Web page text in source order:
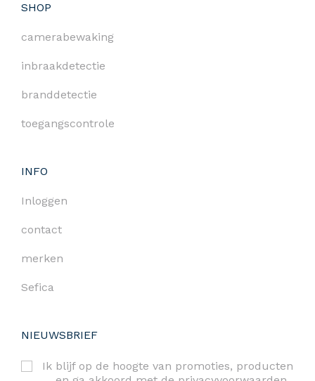
SHOP
camerabewaking
inbraakdetectie
branddetectie
toegangscontrole
INFO
Inloggen
contact
merken
Sefica
NIEUWSBRIEF
Ik blijf op de hoogte van promoties, producten